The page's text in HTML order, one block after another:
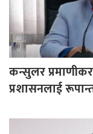
कन्सुलर
प्रशासनलाई